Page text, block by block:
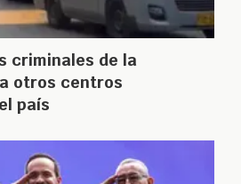
criminales de la
otros centros
país